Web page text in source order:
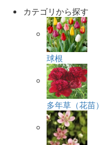
カテゴリから探す
球根
多年草（花苗）